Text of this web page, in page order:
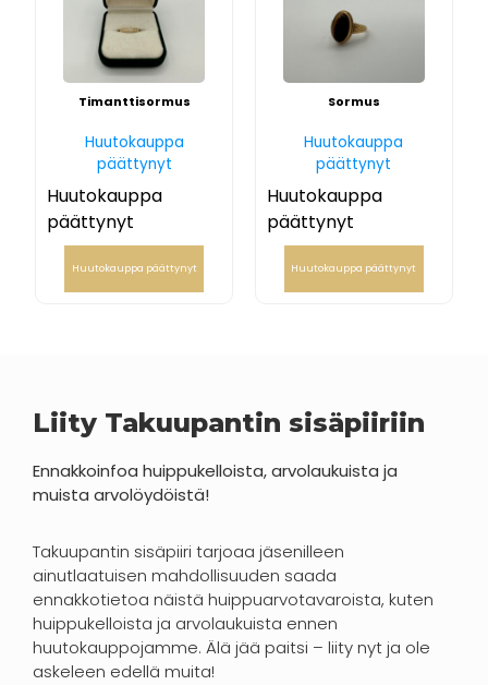
Timanttisormus
Huutokauppa
päättynyt
Huutokauppa
päättynyt
Huutokauppa päättynyt
Sormus
Huutokauppa
päättynyt
Huutokauppa
päättynyt
Huutokauppa päättynyt
Liity Takuupantin sisäpiiriin
Ennakkoinfoa huippukelloista, arvolaukuista ja
muista arvolöydöistä!
Takuupantin sisäpiiri tarjoaa jäsenilleen
ainutlaatuisen mahdollisuuden saada
ennakkotietoa näistä huippuarvotavaroista, kuten
huippukelloista ja arvolaukuista ennen
huutokauppojamme. Älä jää paitsi – liity nyt ja ole
askeleen edellä muita!